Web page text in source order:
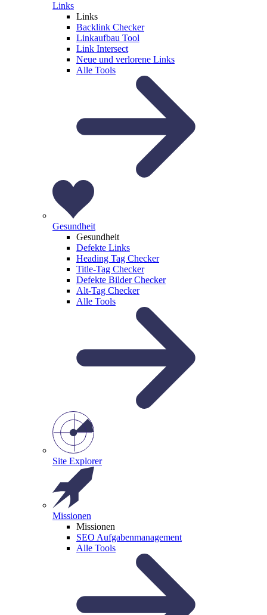
Links
Links
Backlink Checker
Linkaufbau Tool
Link Intersect
Neue und verlorene Links
Alle Tools
Gesundheit
Gesundheit
Defekte Links
Heading Tag Checker
Title-Tag Checker
Defekte Bilder Checker
Alt-Tag Checker
Alle Tools
Site Explorer
Missionen
Missionen
SEO Aufgabenmanagement
Alle Tools